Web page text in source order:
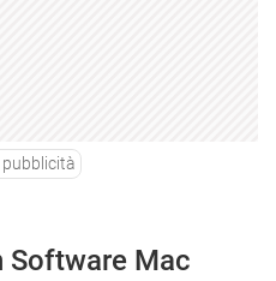
pubblicità
Mac